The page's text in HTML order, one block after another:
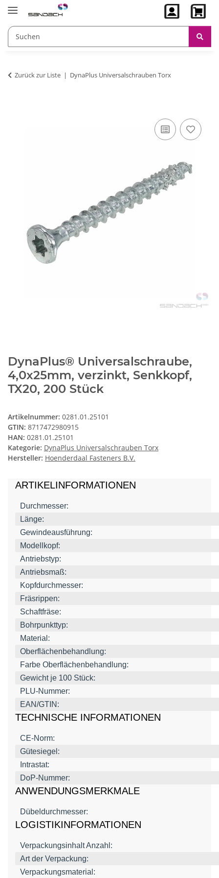
Zurück zur Liste DynaPlus Universalschrauben Torx
DynaPlus® Universalschraube,
4,0x25mm, verzinkt, Senkkopf,
TX20, 200 Stück
Artikelnummer: 0281.01.25101
GTIN: 8717472980915
HAN: 0281.01.25101
Kategorie: DynaPlus Universalschrauben Torx
Hersteller: Hoenderdaal Fasteners B.V.
ARTIKELINFORMATIONEN
Durchmesser:
Länge:
Gewindeausführung:
Modellkopf:
Antriebstyp:
Antriebsmaß:
Kopfdurchmesser:
Fräsrippen:
Schaftfräse:
Bohrpunkttyp:
Material:
Oberflächenbehandlung:
Farbe Oberflächenbehandlung:
Gewicht je 100 Stück:
PLU-Nummer:
EAN/GTIN:
TECHNISCHE INFORMATIONEN
CE-Norm:
Gütesiegel:
Intrastat:
DoP-Nummer:
ANWENDUNGSMERKMALE
Dübeldurchmesser:
LOGISTIKINFORMATIONEN
Verpackungsinhalt Anzahl:
Art der Verpackung:
Verpackungsmaterial: